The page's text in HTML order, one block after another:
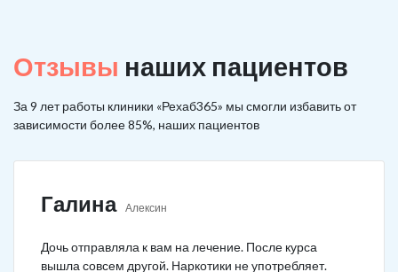
Отзывы наших пациентов
За 9 лет работы клиники «Рехаб365» мы смогли избавить от
зависимости более 85%, наших пациентов
Галина Алексин
Дочь отправляла к вам на лечение. После курса
вышла совсем другой. Наркотики не употребляет.